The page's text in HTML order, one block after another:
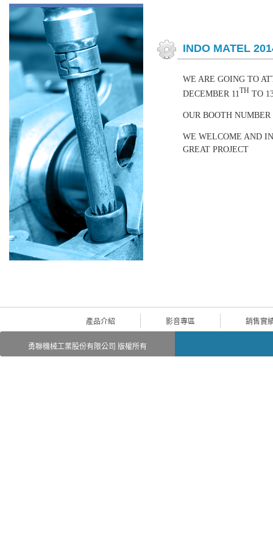
INDO MATEL
WE ARE GOING TO
DECEMBER 11TH TO
OUR BOOTH NUMBER
WE WELCOME AND
GREAT PROJECT
產品介紹 影音專區 銷售實
勇聯機械工業股份有限公司 版權所有